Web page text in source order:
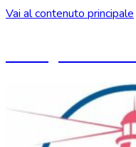
Vai al contenuto principale